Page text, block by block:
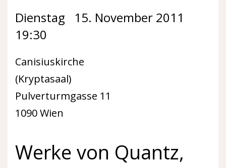
Dienstag 15. November 2011
19:30
Canisiuskirche
(Kryptasaal)
Pulverturmgasse 11
1090 Wien
Werke von Quantz,